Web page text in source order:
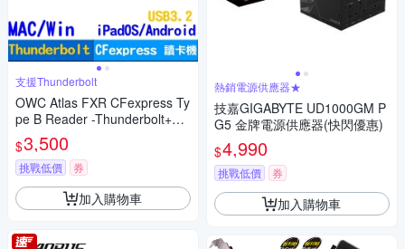
支援Thunderbolt
OWC Atlas FXR CFexpress Ty
pe B Reader -Thunderbolt+US
B3.2
$3,500
挑戰低價 券
加入購物車
熱銷電源供應器★
技嘉GIGABYTE UD1000GM P
G5 金牌電源供應器(快閃優惠)
$4,990
挑戰低價 券
加入購物車